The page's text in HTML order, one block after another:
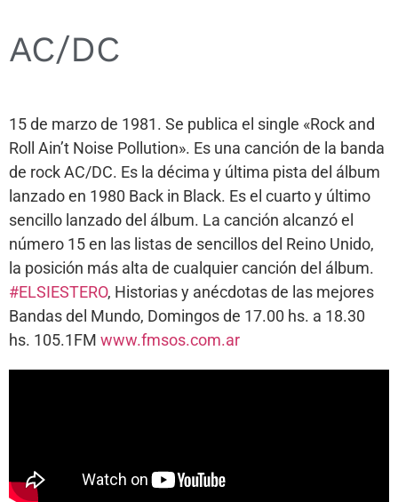
AC/DC
15 de marzo de 1981. Se publica el single «Rock and
Roll Ain’t Noise Pollution». Es una canción de la banda
de rock AC/DC. Es la décima y última pista del álbum
lanzado en 1980 Back in Black. Es el cuarto y último
sencillo lanzado del álbum. La canción alcanzó el
número 15 en las listas de sencillos del Reino Unido,
la posición más alta de cualquier canción del álbum.
#ELSIESTERO, Historias y anécdotas de las mejores
Bandas del Mundo, Domingos de 17.00 hs. a 18.30
hs. 105.1FM www.fmsos.com.ar